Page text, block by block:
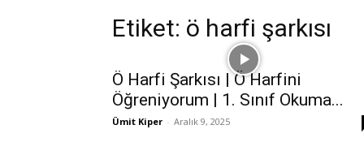
Etiket: ö harfi şarkısı
Ö Harfi Şarkısı | Ö Harfini
Öğreniyorum | 1. Sınıf Okuma...
Ümit Kiper - Aralık 9, 2025